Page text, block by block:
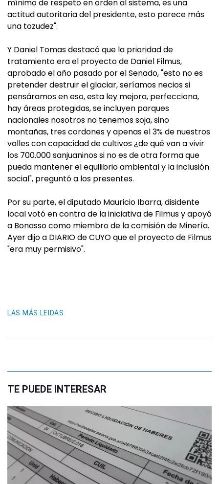
mínimo de respeto en orden al sistema, es una
actitud autoritaria del presidente, esto parece más
una tozudez".
Y Daniel Tomas destacó que la prioridad de
tratamiento era el proyecto de Daniel Filmus,
aprobado el año pasado por el Senado, "esto no es
pretender destruir el glaciar, seríamos necios si
pensáramos en eso, esta ley mejora, perfecciona,
hay áreas protegidas, se incluyen parques
nacionales nosotros no tenemos soja, sino
montañas, tres cordones y apenas el 3% de nuestros
valles con capacidad de cultivos ¿de qué van a vivir
los 700.000 sanjuaninos si no es de otra forma que
pueda mantener el equilibrio ambiental y la inclusión
social", preguntó a los presentes.
Por su parte, el diputado Mauricio Ibarra, disidente
local votó en contra de la iniciativa de Filmus y apoyó
a Bonasso como miembro de la comisión de Minería.
Ayer dijo a DIARIO de CUYO que el proyecto de Filmus
"era muy permisivo".
LAS MÁS LEIDAS
TE PUEDE INTERESAR